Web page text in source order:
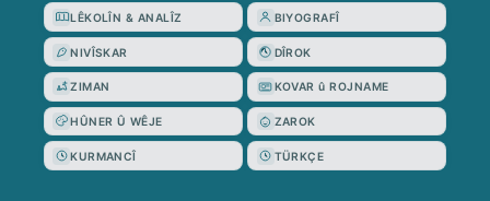
LÊKOLÎN & ANALÎZ BIYOGRAFÎ
NIVÎSKAR DÎROK
ZIMAN KOVAR û ROJNAME
HÛNER Û WÊJE ZAROK
KURMANCÎ TÜRKÇE